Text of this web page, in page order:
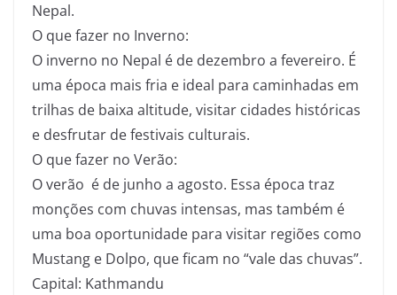
Nepal.
O que fazer no Inverno:
O inverno no Nepal é de dezembro a fevereiro. É
uma época mais fria e ideal para caminhadas em
trilhas de baixa altitude, visitar cidades históricas
e desfrutar de festivais culturais.
O que fazer no Verão:
O verão é de junho a agosto. Essa época traz
monções com chuvas intensas, mas também é
uma boa oportunidade para visitar regiões como
Mustang e Dolpo, que ficam no “vale das chuvas”.
Capital: Kathmandu